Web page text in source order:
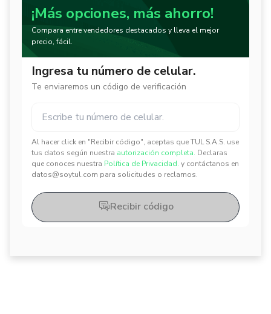
¡Más opciones, más ahorro!
Compara entre vendedores destacados y lleva el mejor
precio, fácil.
Ingresa tu número de celular.
Te enviaremos un código de verificación
Al hacer click en "Recibir código", aceptas que TUL S.A.S. use
tus datos según nuestra autorización completa. Declaras
que conoces nuestra Política de Privacidad. y contáctanos en
datos@soytul.com para solicitudes o reclamos.
✕
✕
Recibir código